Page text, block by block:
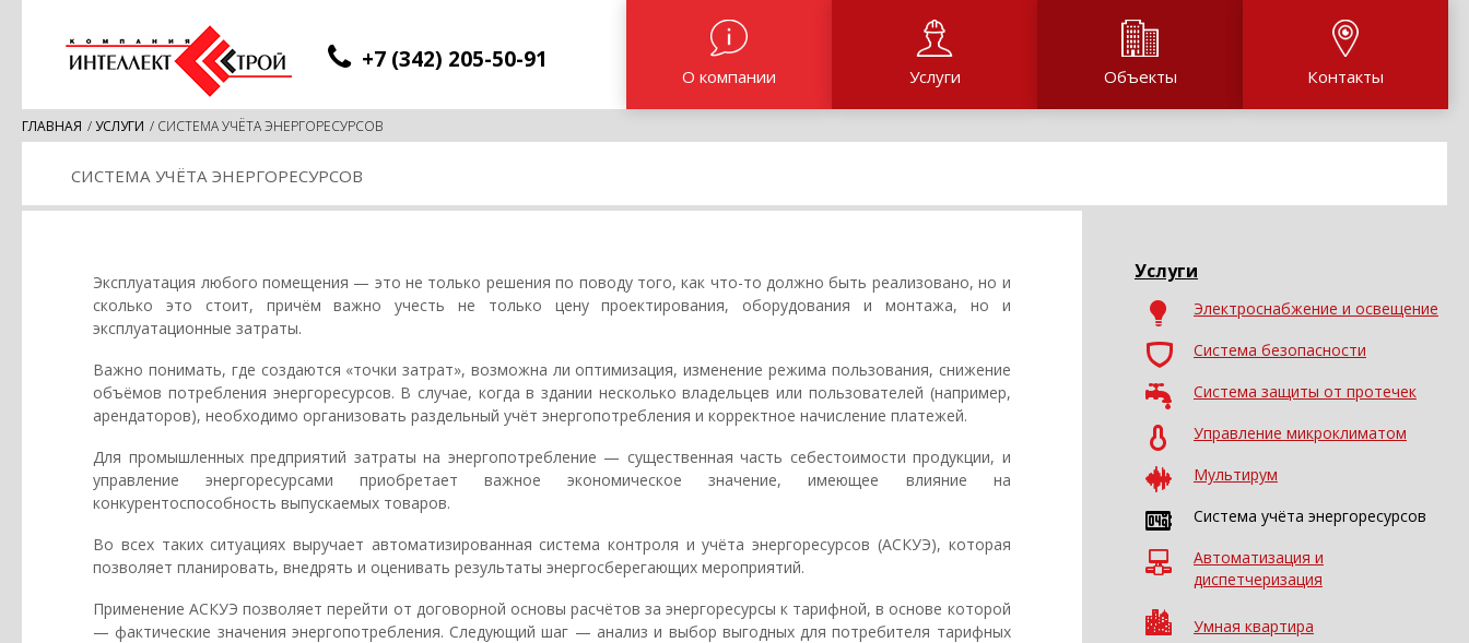
+7 (342) 205-50-91
О компании Услуги Объекты Контакты
ГЛАВНАЯ /УСЛУГИ / СИСТЕМА УЧЁТА ЭНЕРГОРЕСУРСОВ
СИСТЕМА УЧЁТА ЭНЕРГОРЕСУРСОВ
Эксплуатация любого помещения — это не только решения по поводу того, как что-то должно быть реализовано, но и
сколько это стоит, причём важно учесть не только цену проектирования, оборудования и монтажа, но и
эксплуатационные затраты.
Важно понимать, где создаются «точки затрат», возможна ли оптимизация, изменение режима пользования, снижение
объёмов потребления энергоресурсов. В случае, когда в здании несколько владельцев или пользователей (например,
арендаторов), необходимо организовать раздельный учёт энергопотребления и корректное начисление платежей.
Для промышленных предприятий затраты на энергопотребление — существенная часть себестоимости продукции, и
управление энергоресурсами приобретает важное экономическое значение, имеющее влияние на
конкурентоспособность выпускаемых товаров.
Во всех таких ситуациях выручает автоматизированная система контроля и учёта энергоресурсов (АСКУЭ), которая
позволяет планировать, внедрять и оценивать результаты энергосберегающих мероприятий.
Применение АСКУЭ позволяет перейти от договорной основы расчётов за энергоресурсы к тарифной, в основе которой
— фактические значения энергопотребления. Следующий шаг — анализ и выбор выгодных для потребителя тарифных
Услуги
Электроснабжение и освещение
Система безопасности
Система защиты от протечек
Управление микроклиматом
Мультирум
Система учёта энергоресурсов
Автоматизация и
диспетчеризация
Умная квартира